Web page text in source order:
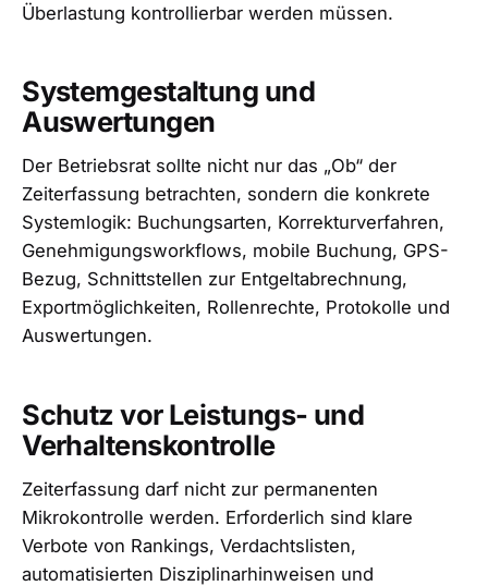
Überlastung kontrollierbar werden müssen.
Systemgestaltung und
Auswertungen
Der Betriebsrat sollte nicht nur das „Ob“ der
Zeiterfassung betrachten, sondern die konkrete
Systemlogik: Buchungsarten, Korrekturverfahren,
Genehmigungsworkflows, mobile Buchung, GPS-
Bezug, Schnittstellen zur Entgeltabrechnung,
Exportmöglichkeiten, Rollenrechte, Protokolle und
Auswertungen.
Schutz vor Leistungs- und
Verhaltenskontrolle
Zeiterfassung darf nicht zur permanenten
Mikrokontrolle werden. Erforderlich sind klare
Verbote von Rankings, Verdachtslisten,
automatisierten Disziplinarhinweisen und